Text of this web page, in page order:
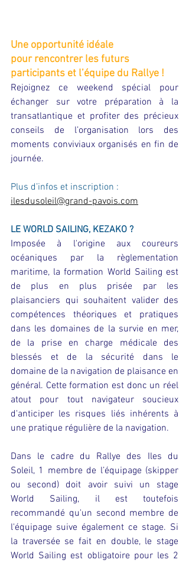
Une opportunité idéale
pour rencontrer les futurs
participants et l’équipe du Rallye !
Rejoignez ce weekend spécial pour
échanger sur votre préparation à la
transatlantique et profiter des précieux
conseils de l’organisation lors des
moments conviviaux organisés en fin de
journée.
Plus d’infos et inscription :
ilesdusoleil@grand-pavois.com
LE WORLD SAILING, KEZAKO ?
Imposée à l'origine aux coureurs
océaniques par la règlementation
maritime, la formation World Sailing est
de plus en plus prisée par les
plaisanciers qui souhaitent valider des
compétences théoriques et pratiques
dans les domaines de la survie en mer,
de la prise en charge médicale des
blessés et de la sécurité dans le
domaine de la navigation de plaisance en
général. Cette formation est donc un réel
atout pour tout navigateur soucieux
d'anticiper les risques liés inhérents à
une pratique régulière de la navigation.
Dans le cadre du Rallye des Iles du
Soleil, 1 membre de l’équipage (skipper
ou second) doit avoir suivi un stage
World Sailing, il est toutefois
recommandé qu'un second membre de
l'équipage suive également ce stage. Si
la traversée se fait en double, le stage
World Sailing est obligatoire pour les 2